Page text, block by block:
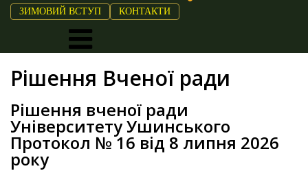
ЗИМОВИЙ ВСТУП КОНТАКТИ
Рішення Вченої ради
Рішення вченої ради
Університету Ушинського
Протокол № 16 від 8 липня 2026
року